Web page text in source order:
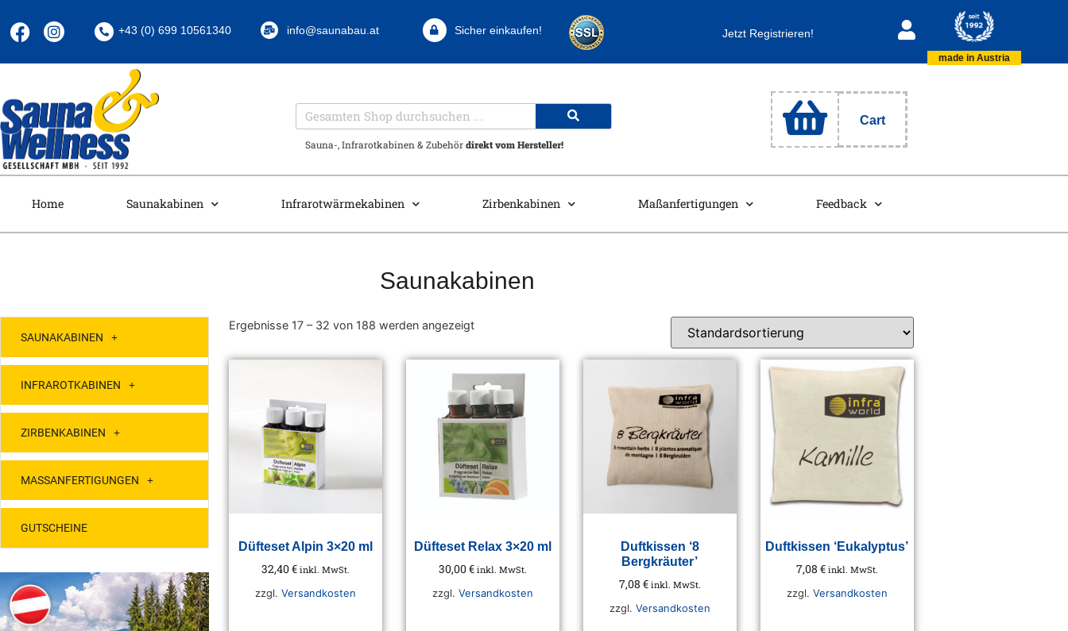
+43 (0) 699 10561340 info@saunabau.at Sicher einkaufen! Jetzt Registrieren!
made in Austria
Sauna-, Infrarotkabinen & Zubehördirekt vom Hersteller!
Cart
Home Saunakabinen Infrarotwärmekabinen Zirbenkabinen Maßanfertigungen Feedback
Saunakabinen
SAUNAKABINEN
INFRAROTKABINEN
ZIRBENKABINEN
MASSANFERTIGUNGEN
GUTSCHEINE
Ergebnisse 17 – 32 von 188 werden angezeigt
Düfteset Alpin 3×20 ml
32,40€ inkl. MwSt.
zzgl. Versandkosten
Düfteset Relax 3×20 ml
30,00€ inkl. MwSt.
zzgl. Versandkosten
Duftkissen ‘8
Bergkräuter’
7,08 € inkl. MwSt.
zzgl. Versandkosten
Duftkissen ‘Eukalyptus’
7,08 € inkl. MwSt.
zzgl. Versandkosten